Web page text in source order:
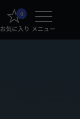
0
お気に入り メニュー